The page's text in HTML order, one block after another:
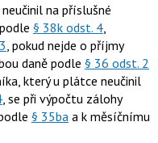
na příslušné
§ 38k odst. 4,
3 , pokud nejde o příjmy
daně podle § 36 odst. 2
který u plátce neučinil
, se při výpočtu zálohy
§ 35ba a k měsíčnímu